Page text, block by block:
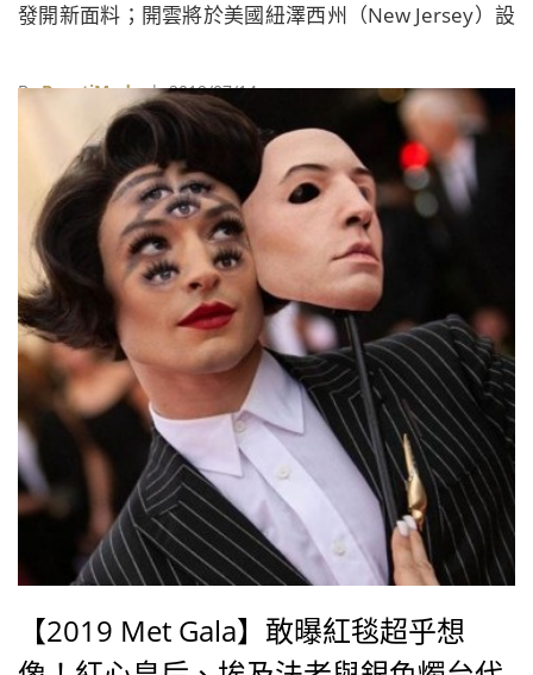
發開新面料；開雲將於美國紐澤西州（New Jersey）設
Haus Laboratories將於亞馬遜（Amazon）上架。
ByBeautiMode| 2019/07/14
【2019 Met Gala】敢曝紅毯超乎想